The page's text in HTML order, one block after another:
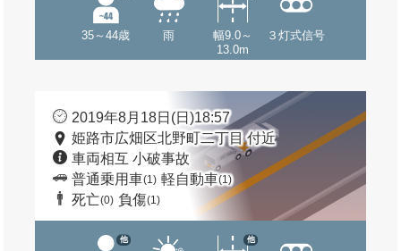
35～44歳 雨
幅9.0～
13.0m
３灯式信号
2019年8月18日(日)18:57
姫路市広畑区北野町二丁目 付近
車両相互 小破事故
普通乗用車(1) 軽自動車(1)
死亡(0) 負傷(1)
他 他